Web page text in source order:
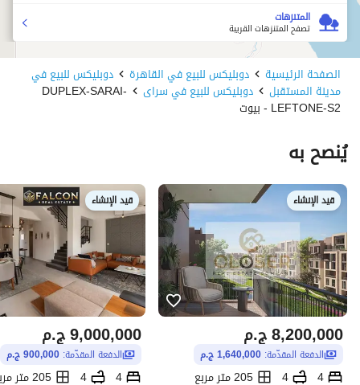
المتنزهات
تصفح المتنزهات القريبة
الصفحة الرئيسية دوبليكس للبيع في القاهرة دوبليكس للبيع في
مدينة المستقبل دوبليكس للبيع في سراى DUPLEX-SARAI-
LEFTONE-S2 - بيوت
يُنصح به
قيد الإنشاء
ج.م8,200,000
الدفعة المقدّمة: 1,640,000 ج.م
4
4 205 متر مربع
قيد الإنشاء
ج.م9,000,000
الدفعة المقدّمة: 900,000 ج.م
4
4 205 متر مربع